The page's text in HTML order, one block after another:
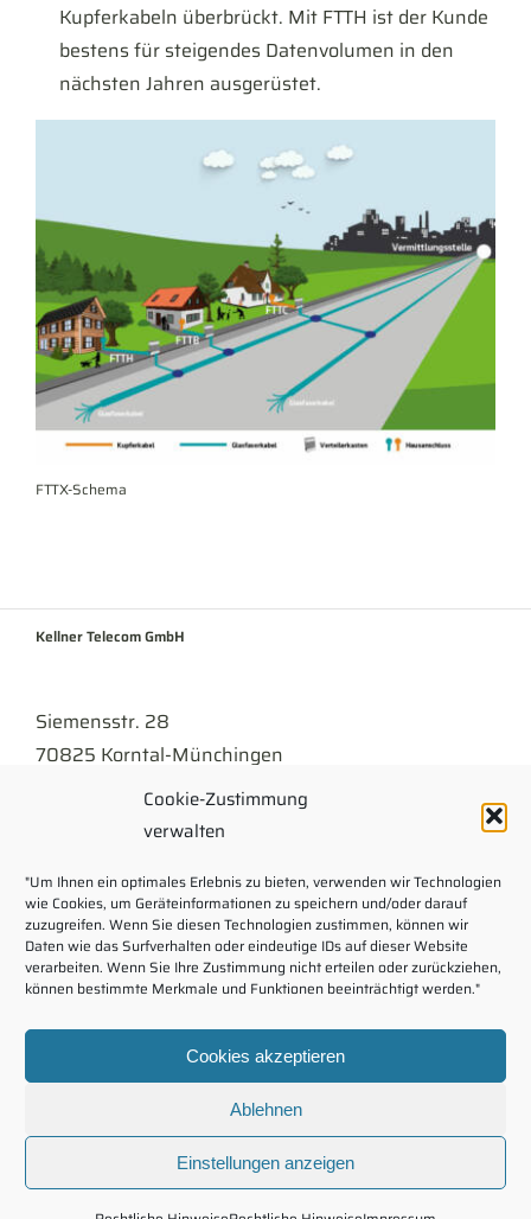
Cookie-Zustimmung
verwalten
"Um Ihnen ein optimales Erlebnis zu bieten, verwenden wir Technologien
wie Cookies, um Geräteinformationen zu speichern und/oder darauf
zuzugreifen. Wenn Sie diesen Technologien zustimmen, können wir
Daten wie das Surfverhalten oder eindeutige IDs auf dieser Website
verarbeiten. Wenn Sie Ihre Zustimmung nicht erteilen oder zurückziehen,
können bestimmte Merkmale und Funktionen beeinträchtigt werden."
Cookies akzeptieren
Ablehnen
Einstellungen anzeigen
Kupferkabeln überbrückt. Mit FTTH ist der Kunde
bestens für steigendes Datenvolumen in den
nächsten Jahren ausgerüstet.
FTTX-Schema
Kellner Telecom GmbH
Siemensstr. 28
70825 Korntal-Münchingen
07150 . 9430-300
Impressum
Rechtliche Hinweise